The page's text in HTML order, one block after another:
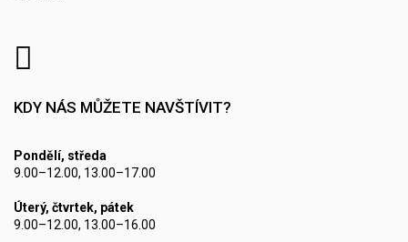
KDY NÁS MŮŽETE NAVŠTÍVIT?
Pondělí, středa
9.00–12.00, 13.00–17.00
Úterý, čtvrtek, pátek
9.00–12.00, 13.00–16.00